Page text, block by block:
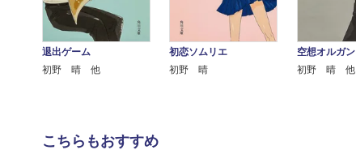
退出ゲーム
初野 晴 他
初恋ソムリエ
初野 晴
空想オルガン
初野 晴 他
こちらもおすすめ